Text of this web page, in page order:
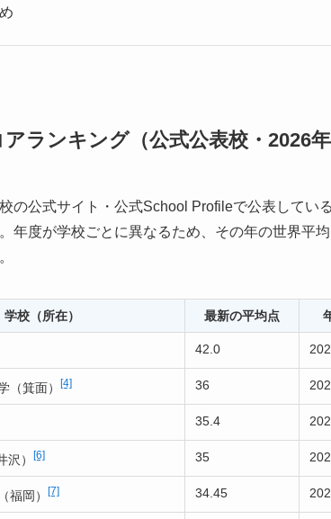
ランキング（公式公表校・2026年
の公式サイト・公式School Profileで公表してい
年度が学校ごとに異なるため、その年の世界平
学校（所在） 最新の平均点
42.0
（箕面） [4] 36
35.4
） [6] 35
福岡） [7] 34.45